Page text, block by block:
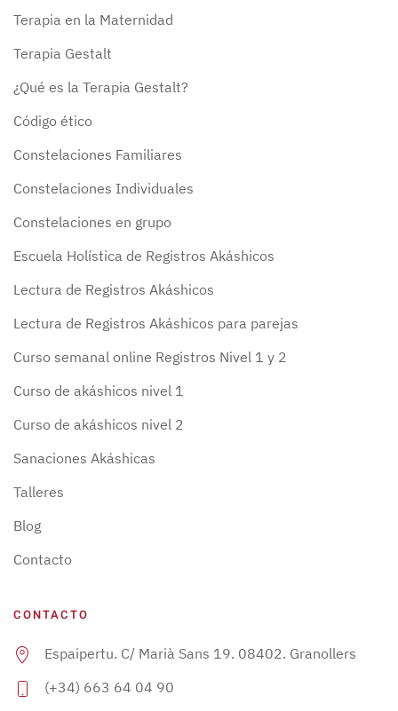
Terapia en la Maternidad
Terapia Gestalt
¿Qué es la Terapia Gestalt?
Código ético
Constelaciones Familiares
Constelaciones Individuales
Constelaciones en grupo
Escuela Holística de Registros Akáshicos
Lectura de Registros Akáshicos
Lectura de Registros Akáshicos para parejas
Curso semanal online Registros Nivel 1 y 2
Curso de akáshicos nivel 1
Curso de akáshicos nivel 2
Sanaciones Akáshicas
Talleres
Blog
Contacto
CONTACTO
Espaipertu. C/ Marià Sans 19. 08402. Granollers
(+34) 663 64 04 90